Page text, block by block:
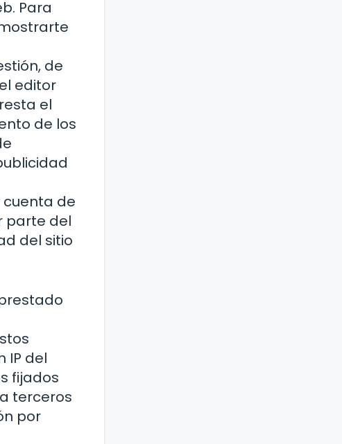
Para
de
editor
el
de los
cuenta de
parte del
del sitio
IP del
fijados
terceros
por